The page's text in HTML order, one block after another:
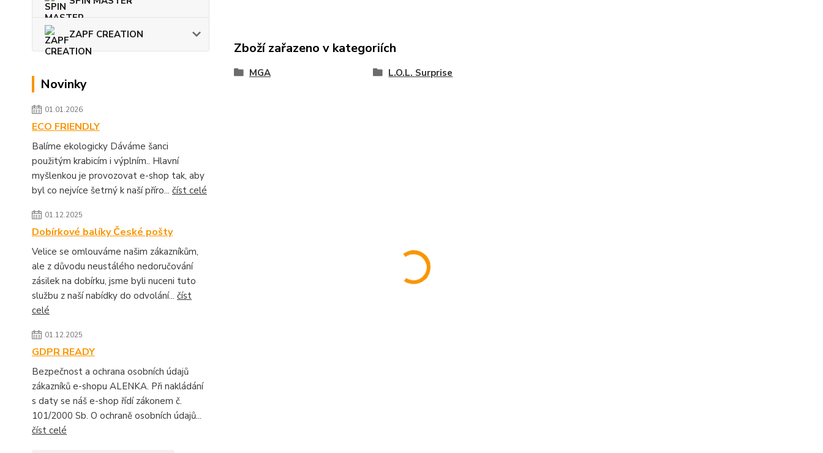
ZAPF CREATION
Novinky
01.01.2026
ECO FRIENDLY
Balíme ekologicky Dáváme šanci
použitým krabicím i výplním.. Hlavní
myšlenkou je provozovat e-shop tak, aby
byl co nejvíce šetrný k naší příro... číst celé
01.12.2025
Dobírkové balíky České pošty
Velice se omlouváme našim zákazníkům,
ale z důvodu neustálého nedoručování
zásilek na dobírku, jsme byli nuceni tuto
službu z naší nabídky do odvolání... číst
celé
01.12.2025
GDPR READY
Bezpečnost a ochrana osobních údajů
zákazníků e-shopu ALENKA. Při nakládání
s daty se náš e-shop řídí zákonem č.
101/2000 Sb. O ochraně osobních údajů...
číst celé
Zboží zařazeno v kategoriích
MGA L.O.L. Surprise